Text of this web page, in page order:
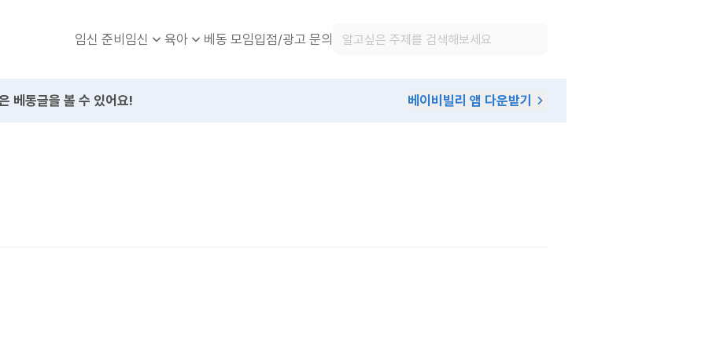
임신 준비임신 육아 베동 모임입점/광고 문의
베동글을 볼 수 있어요! 베이비빌리 앱 다운받기